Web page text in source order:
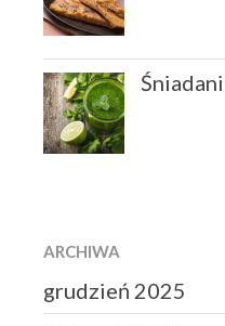
ARCHIWA
grudzień 2025